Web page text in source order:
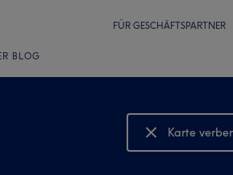
FÜR GESCHÄFTSPARTNER
BLOG
Karte
Karte